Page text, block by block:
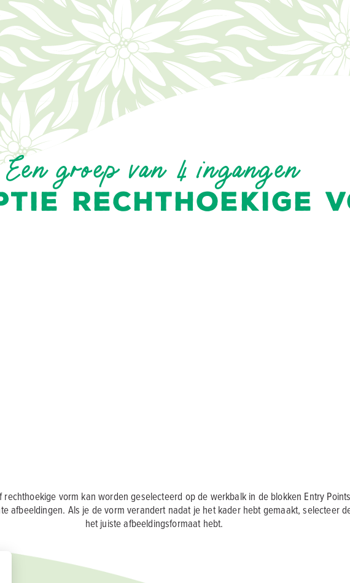
Een groep van 4 ingangen
RECHTHOEKIGE
rechthoekige vorm kan worden geselecteerd op de werkbalk in de blokken Entry
afbeeldingen. Als je de vorm verandert nadat je het kader hebt gemaakt, selecteer
het juiste afbeeldingsformaat hebt.